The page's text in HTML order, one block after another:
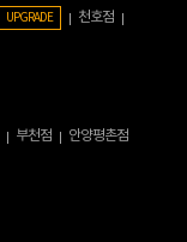
UPGRADE
천호점
부천점 안양평촌점